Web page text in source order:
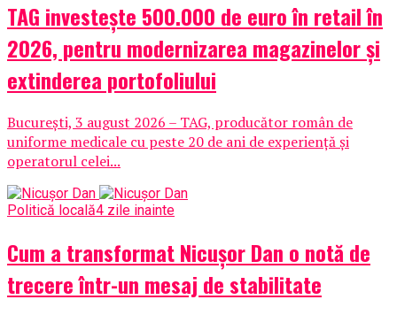
TAG investește 500.000 de euro în retail în
2026, pentru modernizarea magazinelor și
extinderea portofoliului
București, 3 august 2026 – TAG, producător român de
uniforme medicale cu peste 20 de ani de experiență și
operatorul celei...
Politică locală4 zile inainte
Cum a transformat Nicușor Dan o notă de
trecere într-un mesaj de stabilitate